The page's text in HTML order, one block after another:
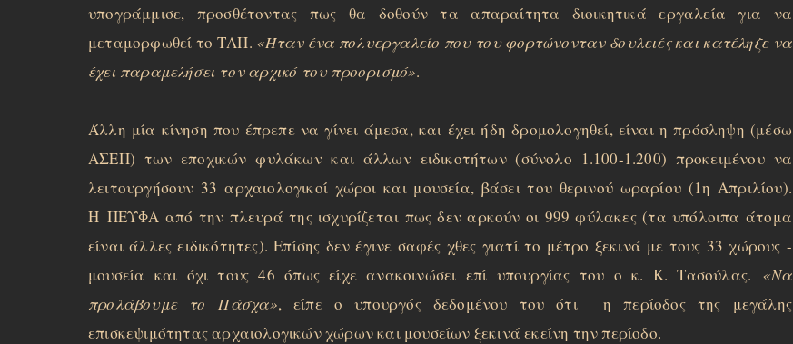
υπογράμμισε, προσθέτοντας πως θα δοθούν τα απαραίτητα διοικητικά εργαλεία για να
μεταμορφωθεί το ΤΑΠ. «Ήταν ένα πολυεργαλείο που του φορτώνονταν δουλειές και κατέληξε να
έχει παραμελήσει τον αρχικό του προορισμό».
Άλλη μία κίνηση που έπρεπε να γίνει άμεσα, και έχει ήδη δρομολογηθεί, είναι η πρόσληψη (μέσω
ΑΣΕΠ) των εποχικών φυλάκων και άλλων ειδικοτήτων (σύνολο 1.100-1.200) προκειμένου να
λειτουργήσουν 33 αρχαιολογικοί χώροι και μουσεία, βάσει του θερινού ωραρίου (1η Απριλίου).
Η ΠΕΥΦΑ από την πλευρά της ισχυρίζεται πως δεν αρκούν οι 999 φύλακες (τα υπόλοιπα άτομα
είναι άλλες ειδικότητες). Επίσης δεν έγινε σαφές χθες γιατί το μέτρο ξεκινά με τους 33 χώρους -
μουσεία και όχι τους 46 όπως είχε ανακοινώσει επί υπουργίας του ο κ. Κ. Τασούλας. «Να
προλάβουμε το Πάσχα», είπε ο υπουργός δεδομένου του ότι η περίοδος της μεγάλης
επισκεψιμότητας αρχαιολογικών χώρων και μουσείων ξεκινά εκείνη την περίοδο.